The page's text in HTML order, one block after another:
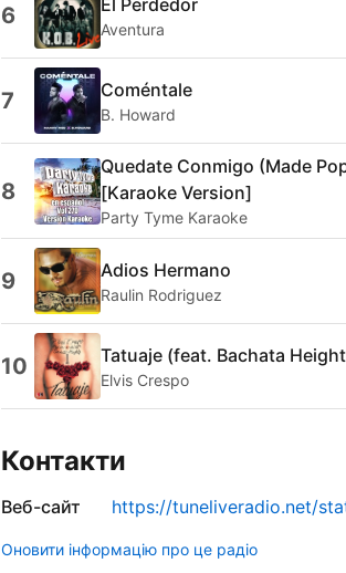
6 Aventura
7 Coméntale
B. Howard
8
Quedate Conmigo (Made
[Karaoke Version]
Party Tyme Karaoke
9 Adios Hermano
Raulin Rodriguez
10 Tatuaje (feat. Bachata
Elvis Crespo
Контакти
Веб-сайт https://tuneliveradio.net/
Оновити інформацію про це радіо